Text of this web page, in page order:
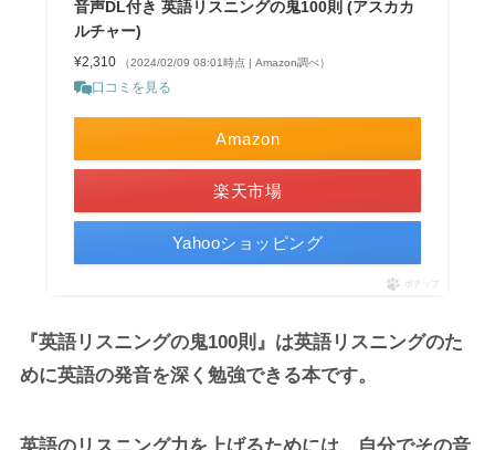
音声DL付き 英語リスニングの鬼100則 (アスカカ
ルチャー)
¥2,310 （2024/02/09 08:01時点 | Amazon調べ）
口コミを見る
Amazon
楽天市場
Yahooショッピング
ポチップ
『英語リスニングの鬼100則』は英語リスニングのた
めに英語の発音を深く勉強できる本です。